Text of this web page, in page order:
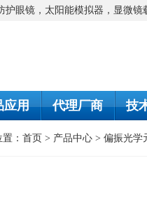
眼镜，太阳能模拟器，显微
应用 代理厂商 技
： 首页 > 产品中心 > 偏振光学